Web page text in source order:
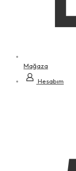
Mağaza
Hesabım